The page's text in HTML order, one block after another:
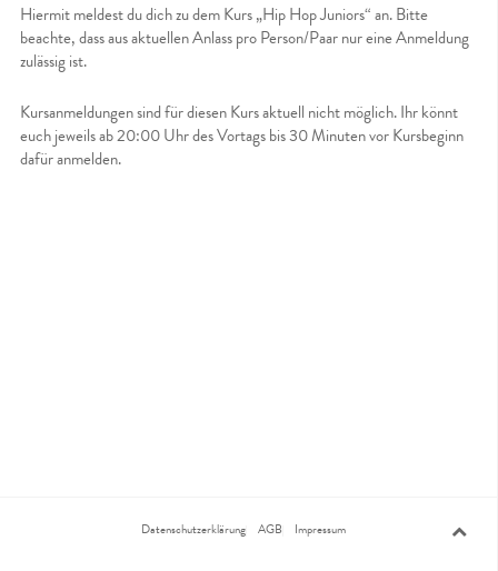
Hiermit meldest du dich zu dem Kurs „Hip Hop Juniors“ an. Bitte
beachte, dass aus aktuellen Anlass pro Person/Paar nur eine Anmeldung
zulässig ist.
Kursanmeldungen sind für diesen Kurs aktuell nicht möglich. Ihr könnt
euch jeweils ab 20:00 Uhr des Vortags bis 30 Minuten vor Kursbeginn
dafür anmelden.
Datenschutzerklärung AGB Impressum